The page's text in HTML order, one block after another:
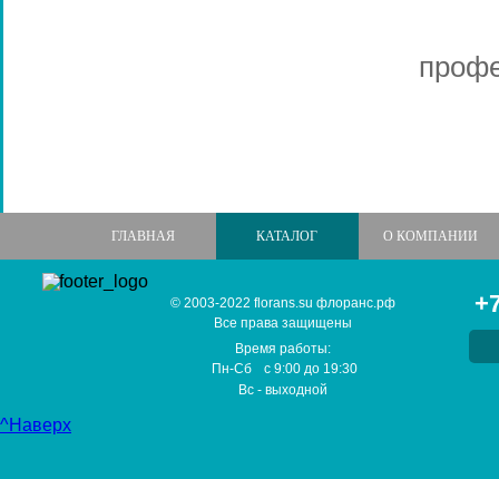
ГЛАВНАЯ КАТАЛОГ О КОМПАНИИ
© 2003-2022 florans.su флоранс.рф
Все права защищены
Время работы:
Пн-Сб
с9:00 до 19:30
Вс - выходной
^Наверх